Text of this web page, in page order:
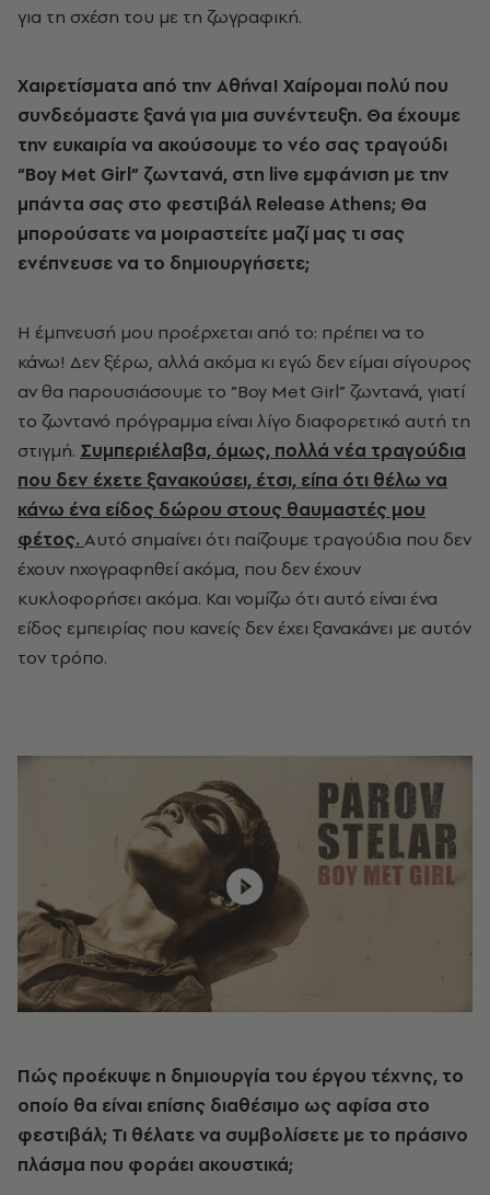
για τη σχέση του με τη ζωγραφική.
Χαιρετίσματα από την Αθήνα! Χαίρομαι πολύ που
συνδεόμαστε ξανά για μια συνέντευξη. Θα έχουμε
την ευκαιρία να ακούσουμε το νέο σας τραγούδι
“Boy Met Girl” ζωντανά, στη live εμφάνιση με την
μπάντα σας στο φεστιβάλ ReleaseAthens; Θα
μπορούσατε να μοιραστείτε μαζί μας τι σας
ενέπνευσε να το δημιουργήσετε;
Η έμπνευσή μου προέρχεται από το: πρέπει να το
κάνω! Δεν ξέρω, αλλά ακόμα κι εγώ δεν είμαι σίγουρος
αν θα παρουσιάσουμε το “Boy Met Girl” ζωντανά, γιατί
το ζωντανό πρόγραμμα είναι λίγο διαφορετικό αυτή τη
στιγμή. Συμπεριέλαβα, όμως, πολλά νέα τραγούδια
που δεν έχετε ξανακούσει, έτσι, είπα ότι θέλω να
κάνω ένα είδος δώρου στους θαυμαστές μου
φέτος. Αυτό σημαίνει ότι παίζουμε τραγούδια που δεν
έχουν ηχογραφηθεί ακόμα, που δεν έχουν
κυκλοφορήσει ακόμα. Και νομίζω ότι αυτό είναι ένα
είδος εμπειρίας που κανείς δεν έχει ξανακάνει με αυτόν
τον τρόπο.
Πώς προέκυψε η δημιουργία του έργου τέχνης, το
οποίο θα είναι επίσης διαθέσιμο ως αφίσα στο
φεστιβάλ; Τι θέλατε να συμβολίσετε με το πράσινο
πλάσμα που φοράει ακουστικά;